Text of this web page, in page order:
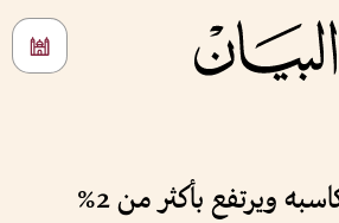
ويرتفع بأكثر من 2%